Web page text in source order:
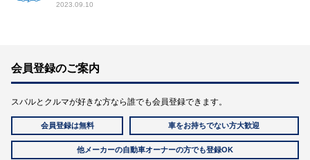
2023.09.10
会員登録のご案内
スバルとクルマが好きな方なら誰でも会員登録できます。
会員登録は無料 車をお持ちでない方大歓迎
他メーカーの自動車オーナーの方でも登録OK